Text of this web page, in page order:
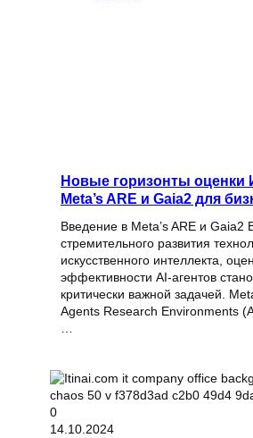
Новые горизонты оценки
Meta’s ARE и Gaia2 для
Введение в Meta’s ARE и Gaia2
стремительного развития
искусственного интеллекта,
эффективности AI-агентов
критически важной задачей.
Agents Research Environments
14.10.2024